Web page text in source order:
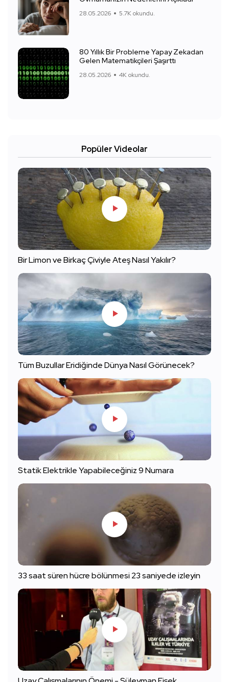
28.05.2026 5.7K okundu.
80 Yıllık Bir Probleme Yapay Zekadan
Gelen Matematikçileri Şaşırttı
28.05.2026 4K okundu.
Popüler Videolar
Bir Limon ve Birkaç Çiviyle Ateş Nasıl Yakılır?
Tüm Buzullar Eridiğinde Dünya Nasıl Görünecek?
Statik Elektrikle Yapabileceğiniz 9 Numara
33 saat süren hücre bölünmesi 23 saniyede izleyin